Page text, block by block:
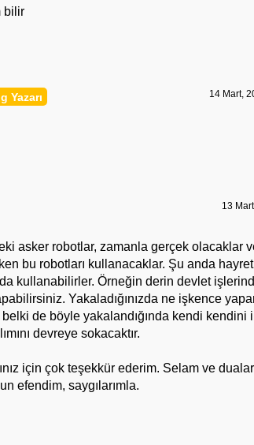
bilir
14 Mart,
13
asker robotlar, zamanla gerçek olacaklar
bu robotları kullanacaklar. Şu anda
kullanabilirler. Örneğin derin devlet
Yakaladığınızda ne işkence
belki de böyle yakalandığında kendi kendini
devreye sokacaktır.
için çok teşekkür ederim. Selam ve
efendim, saygılarımla.